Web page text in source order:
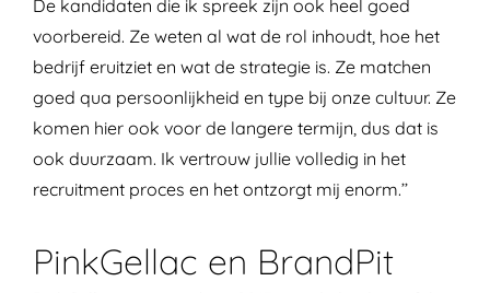
De kandidaten die ik spreek zijn ook heel goed
voorbereid. Ze weten al wat de rol inhoudt, hoe het
bedrijf eruitziet en wat de strategie is. Ze matchen
goed qua persoonlijkheid en type bij onze cultuur. Ze
komen hier ook voor de langere termijn, dus dat is
ook duurzaam. Ik vertrouw jullie volledig in het
recruitment proces en het ontzorgt mij enorm.’’
PinkGellac en BrandPit